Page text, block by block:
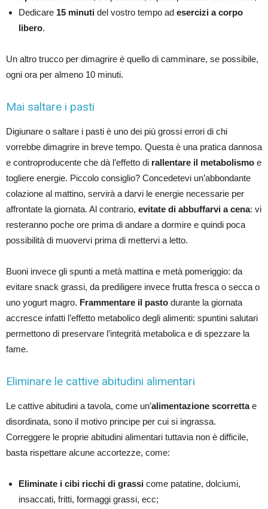
Dedicare 15 minuti del vostro tempo ad esercizi a corpo
libero.
Un altro trucco per dimagrire è quello di camminare, se possibile,
ogni ora per almeno 10 minuti.
Mai saltare i pasti
Digiunare o saltare i pasti è uno dei più grossi errori di chi
vorrebbe dimagrire in breve tempo. Questa è una pratica dannosa
e controproducente che dà l’effetto di rallentare il metabolismo e
togliere energie. Piccolo consiglio? Concedetevi un’abbondante
colazione al mattino, servirà a darvi le energie necessarie per
affrontate la giornata. Al contrario, evitate di abbuffarvi a cena: vi
resteranno poche ore prima di andare a dormire e quindi poca
possibilità di muovervi prima di mettervi a letto.
Buoni invece gli spunti a metà mattina e metà pomeriggio: da
evitare snack grassi, da prediligere invece frutta fresca o secca o
uno yogurt magro. Frammentare il pasto durante la giornata
accresce infatti l’effetto metabolico degli alimenti: spuntini salutari
permettono di preservare l’integrità metabolica e di spezzare la
fame.
Eliminare le cattive abitudini alimentari
Le cattive abitudini a tavola, come un’alimentazione scorrettae
disordinata, sono il motivo principe per cui si ingrassa.
Correggere le proprie abitudini alimentari tuttavia non è difficile,
basta rispettare alcune accortezze, come:
Eliminate i cibi ricchi di grassi come patatine, dolciumi,
insaccati, fritti, formaggi grassi, ecc;